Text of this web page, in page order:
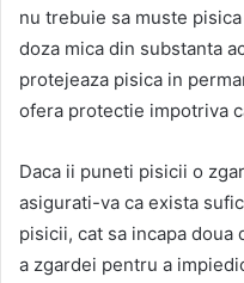
nu trebuie sa muste
doza mica din substanta
protejeaza pisica in
ofera protectie impotriva
Daca ii puneti pisicii o
asigurati-va ca exista
pisicii, cat sa incapa doua
a zgardei pentru a